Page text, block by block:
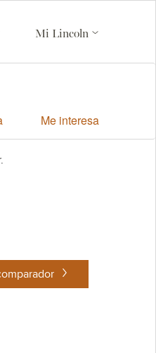
Mi Lincoln
Me interesa